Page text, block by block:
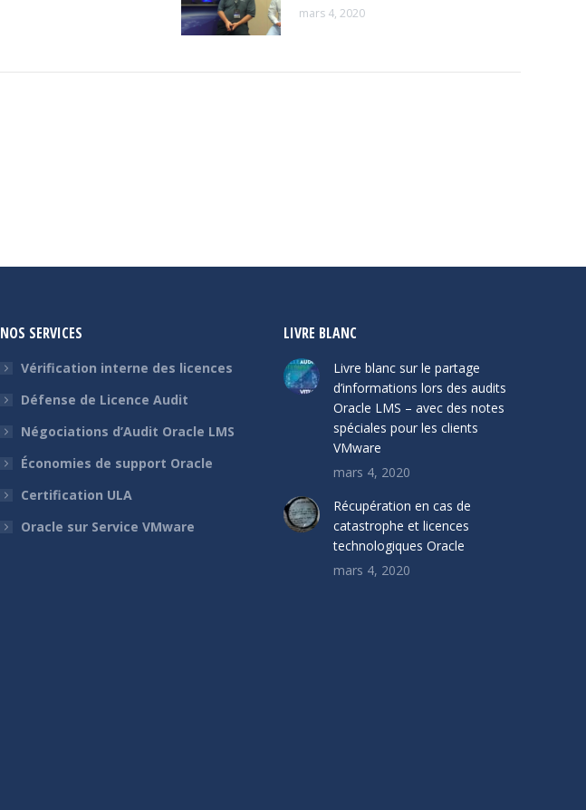
mars 4, 2020
NOS SERVICES
Vérification interne des licences
Défense de Licence Audit
Négociations d’Audit Oracle LMS
Économies de support Oracle
Certification ULA
Oracle sur Service VMware
LIVRE BLANC
Livre blanc sur le partage
d’informations lors des audits
Oracle LMS – avec des notes
spéciales pour les clients
VMware
mars 4, 2020
Récupération en cas de
catastrophe et licences
technologiques Oracle
mars 4, 2020